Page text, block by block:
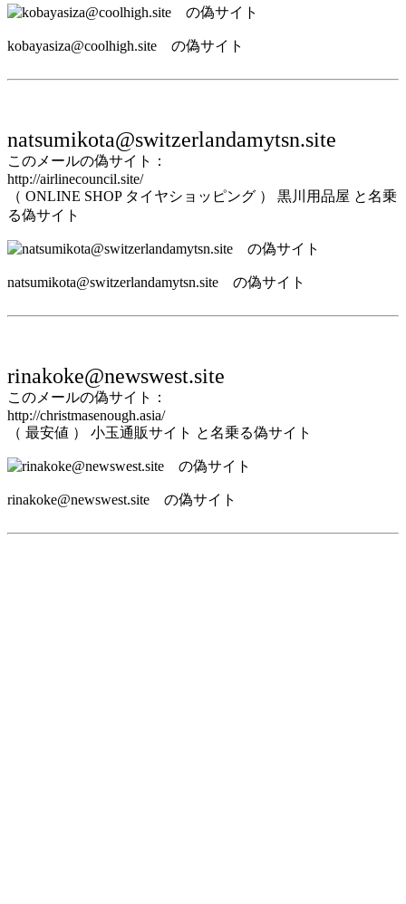
kobayasiza@coolhigh.site の偽サイト
natsumikota@switzerlandamytsn.site
このメールの偽サイト：
http://airlinecouncil.site/
（ ONLINE SHOP タイヤショッピング ） 黒川用品屋 と名乗
る偽サイト
natsumikota@switzerlandamytsn.site の偽サイト
rinakoke@newswest.site
このメールの偽サイト：
http://christmasenough.asia/
（ 最安値 ） 小玉通販サイト と名乗る偽サイト
rinakoke@newswest.site の偽サイト